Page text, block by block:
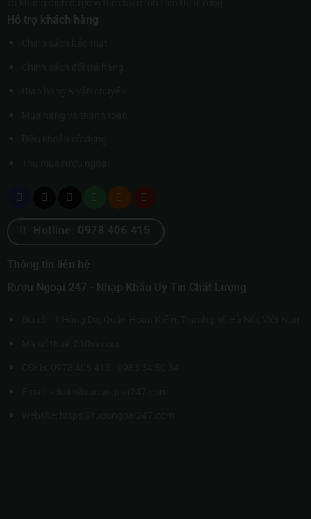
Hỗ trợ khách hàng
Hotline: 0978 406 415
Thông tin liên hệ
Rượu Ngoại 247 - Nhập Khẩu Uy Tín Chất Lượng